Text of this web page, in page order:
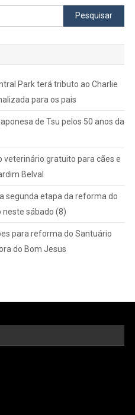
Pesquisar
por:
Park terá tributo ao Charlie
para os pais
de Tsu pelos 50 anos da
gratuito para cães e
Belval
segunda etapa da reforma do
neste sábado (8)
para reforma do Santuário
do Bom Jesus